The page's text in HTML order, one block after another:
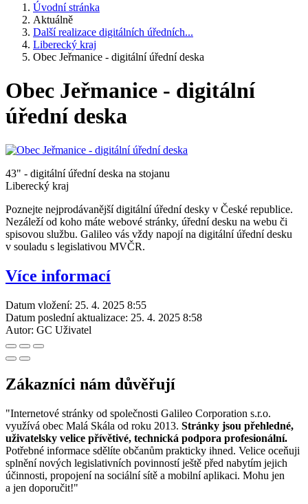
Úvodní stránka
Aktuálně
Další realizace digitálních úředních...
Liberecký kraj
Obec Jeřmanice - digitální úřední deska
Obec Jeřmanice - digitální
úřední deska
43" - digitální úřední deska na stojanu
Liberecký kraj
Poznejte nejprodávanější digitální úřední desky v České republice.
Nezáleží od koho máte webové stránky, úřední desku na webu či
spisovou službu. Galileo vás vždy napojí na digitální úřední desku
v souladu s legislativou MVČR.
Více informací
Datum vložení: 25. 4. 2025 8:55
Datum poslední aktualizace: 25. 4. 2025 8:58
Autor: GC Uživatel
Zákazníci nám důvěřují
"Internetové stránky od společnosti Galileo Corporation s.r.o.
využívá obec Malá Skála od roku 2013. Stránky jsou přehledné,
uživatelsky velice přívětivé, technická podpora profesionální.
Potřebné informace sdělíte občanům prakticky ihned. Velice oceňuji
splnění nových legislativních povinností ještě před nabytím jejich
účinnosti, propojení na sociální sítě a mobilní aplikaci. Mohu jen
a jen doporučit!"